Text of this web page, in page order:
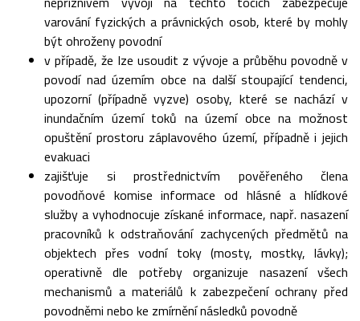
varování fyzických a právnických osob, které by mohly
být ohroženy povodní
v případě, že lze usoudit z vývoje a průběhu povodně v
povodí nad územím obce na další stoupající tendenci,
upozorní (případně vyzve) osoby, které se nachází v
inundačním území toků na území obce na možnost
opuštění prostoru záplavového území, případně i jejich
evakuaci
zajišťuje si prostřednictvím pověřeného člena
povodňové komise informace od hlásné a hlídkové
služby a vyhodnocuje získané informace, např. nasazení
pracovníků k odstraňování zachycených předmětů na
objektech přes vodní toky (mosty, mostky, lávky);
operativně dle potřeby organizuje nasazení všech
mechanismů a materiálů k zabezpečení ochrany před
povodněmi nebo ke zmírnění následků povodně